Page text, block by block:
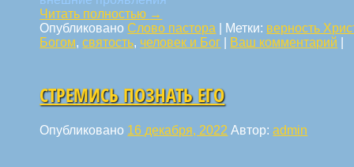
Читать полностью →
ОпубликованоСлово пастора Метки: верность
Богом,святость, человек и Бог Ваш комментарий
СТРЕМИСЬ ПОЗНАТЬ ЕГО
Опубликовано 16 декабря, 2022 Автор:admin